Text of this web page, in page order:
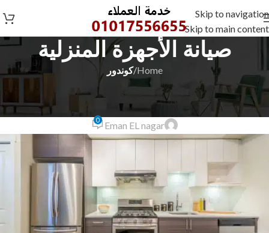
Skip to navigation
Skip to main content
صيانة الأجهزة المنزلية
Home
/كوندور
كوندور
خدمة اصلاح كوندور 01099948826
Eman EL nagar
0